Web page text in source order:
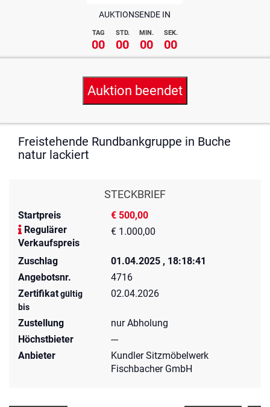
AUKTIONSENDE IN
TAG STD. MIN. SEK.
00 00 00 00
Auktion beendet
Freistehende Rundbankgruppe in Buche
natur lackiert
STECKBRIEF
Startpreis
€ 500,00
Regulärer
Verkaufspreis
€ 1.000,00
Zuschlag
01.04.2025 , 18:18:41
Angebotsnr.
4716
Zertifikatgültig
bis
02.04.2026
Zustellung
nur Abholung
Höchstbieter
---
Anbieter
Kundler Sitzmöbelwerk
Fischbacher GmbH